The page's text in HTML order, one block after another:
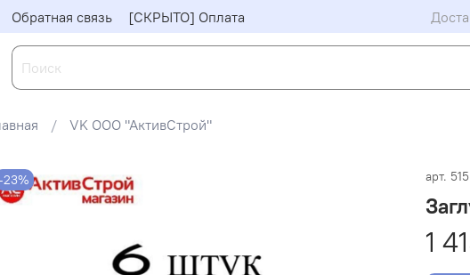
Обратная связь [СКРЫТО] Оплата
VK ООО "АктивСтрой"
23% арт.
1